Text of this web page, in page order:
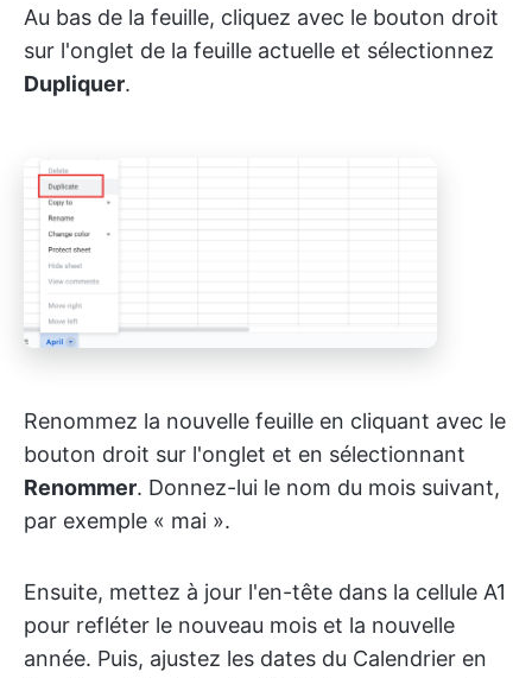
Au bas de la feuille, cliquez avec le bouton droit
sur l'onglet de la feuille actuelle et sélectionnez
Dupliquer.
Renommez la nouvelle feuille en cliquant avec le
bouton droit sur l'onglet et en sélectionnant
Renommer. Donnez-lui le nom du mois suivant,
par exemple « mai ».
Ensuite, mettez à jour l'en-tête dans la cellule A1
pour refléter le nouveau mois et la nouvelle
année. Puis, ajustez les dates du Calendrier en